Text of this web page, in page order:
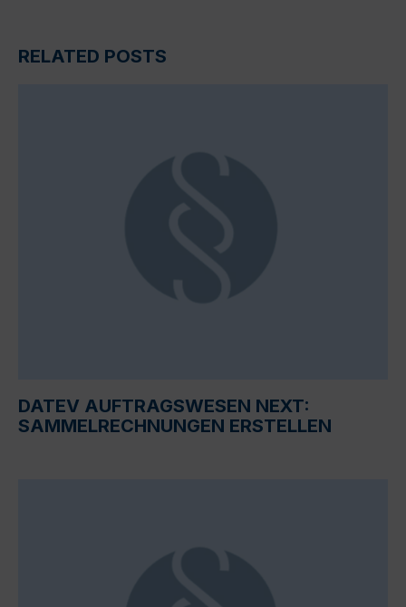
RELATED POSTS
DATEV AUFTRAGSWESEN NEXT:
SAMMELRECHNUNGEN ERSTELLEN